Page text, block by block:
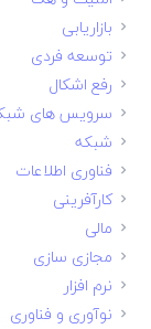
بازاریابی
توسعه فردی
رفع اشکال
سرویس های
شبکه
فناوری اطلاعات
کارآفرینی
مالی
مجازی سازی
نرم افزار
نوآوری و فناوری